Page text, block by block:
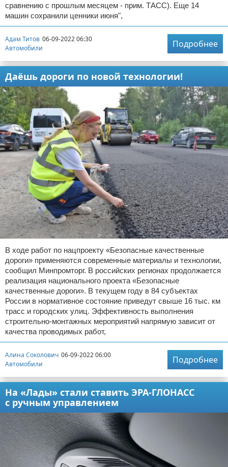
сравнению с прошлым месяцем - прим. ТАСС). Еще 14
машин сохранили ценники июня",
Адам Титов 06-09-2022 06:30
Автомобили
Подробнее
Даёшь дороги по новой технологии!
В ходе работ по нацпроекту «Безопасные качественные
дороги» применяются современные материалы и технологии,
сообщил Минпромторг. В российских регионах продолжается
реализация национального проекта «Безопасные
качественные дороги». В текущем году в 84 субъектах
России в нормативное состояние приведут свыше 16 тыс. км
трасс и городских улиц. Эффективность выполнения
строительно-монтажных мероприятий напрямую зависит от
качества проводимых работ,
Алина Соколович 06-09-2022 06:00
Автомобили
Подробнее
На «Лады» стали ставить ЭРА-ГЛОНАСС
с ручным управлением